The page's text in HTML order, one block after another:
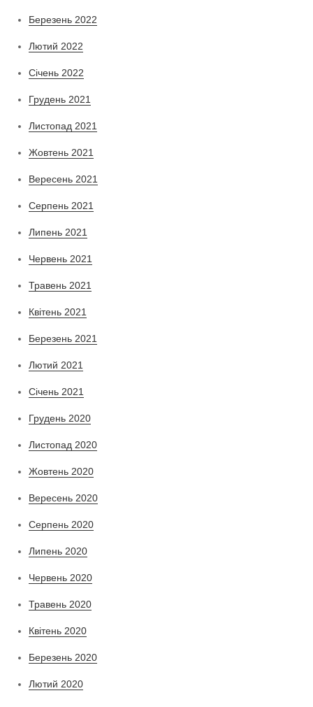
Березень 2022
Лютий 2022
Січень 2022
Грудень 2021
Листопад 2021
Жовтень 2021
Вересень 2021
Серпень 2021
Липень 2021
Червень 2021
Травень 2021
Квітень 2021
Березень 2021
Лютий 2021
Січень 2021
Грудень 2020
Листопад 2020
Жовтень 2020
Вересень 2020
Серпень 2020
Липень 2020
Червень 2020
Травень 2020
Квітень 2020
Березень 2020
Лютий 2020